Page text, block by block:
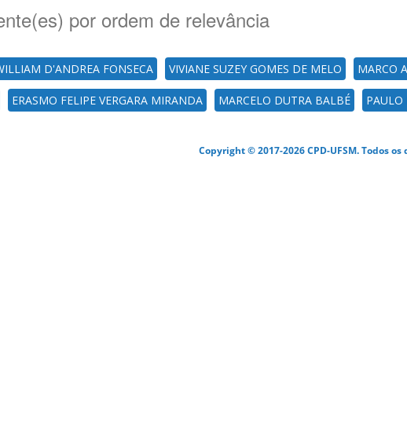
por ordem de relevância
D'ANDREA FONSECA VIVIANE SUZEY GOMES DE MELO MARCO
ERASMO FELIPE VERGARA MIRANDA MARCELO DUTRA BALBÉ PAULO
Copyright © 2017-2026 CPD-UFSM. Todos